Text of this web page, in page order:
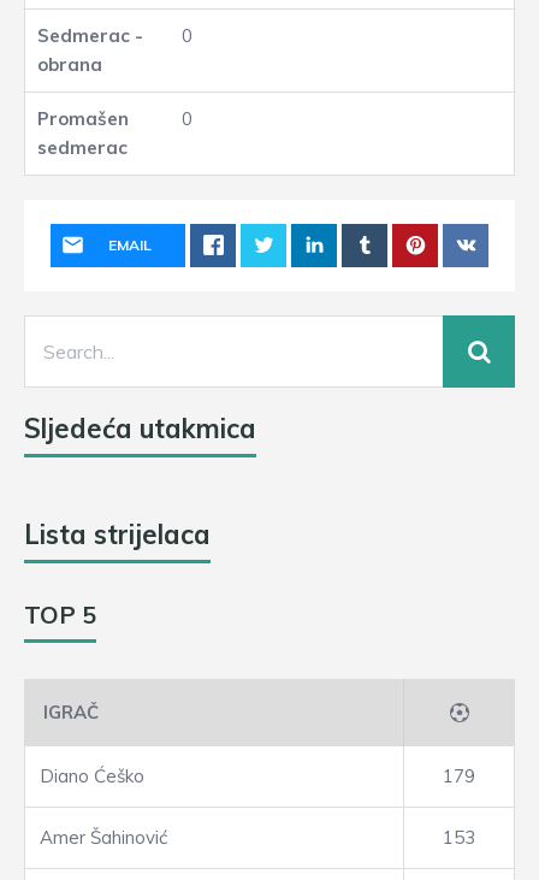
0
0
EMAIL
Sljedeća utakmica
Lista strijelaca
TOP 5
IGRAČ
Diano Ćeško 179
Amer Šahinović 153